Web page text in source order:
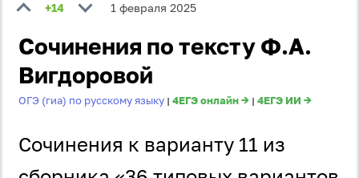
+14 1 февраля 2025
Сочинения по тексту Ф.А.
Вигдоровой
ОГЭ (гиа) по русскому языку | 4ЕГЭ онлайн → | 4ЕГЭ ИИ →
Сочинения к варианту 11 из